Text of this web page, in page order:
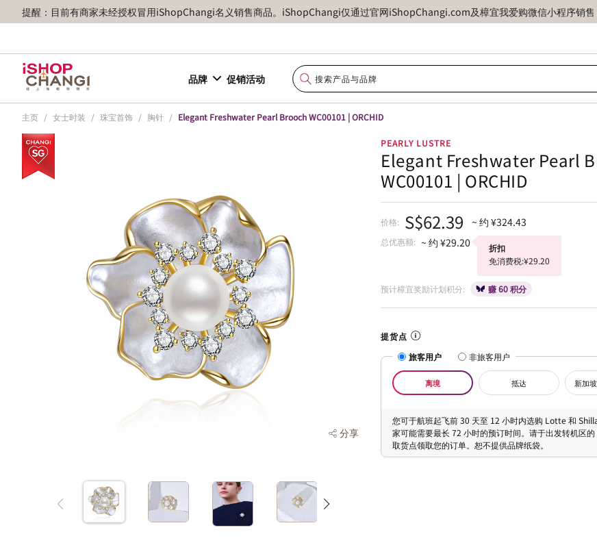
提醒：目前有商家未经授权冒用iShopChangi名义销售商品。iShopChangi仅通过官网iShopChangi.com及樟宜我爱购微信小程序销售
品牌 促销活动
主页 / 女士时装 / 珠宝首饰 / 胸针 / Elegant Freshwater Pearl Brooch WC00101 | ORCHID
分享
PEARLY LUSTRE
Elegant Freshwater Pearl
WC00101 | ORCHID
价格: S$62.39 ~ 约 ¥324.43
总优惠额: ~ 约 ¥29.20
折扣
免消费税:¥29.20
预计樟宜奖励计划积分: 赚 60 积分
提货点
旅客用户
非旅客用户
离境 抵达 新加
您可于航班起飞前 30 天至 12 小时内选购 Lotte 和
家可能需要最长 72 小时的预订时间。请于出发转机区
取货点领取您的订单。恕不提供品牌纸袋。